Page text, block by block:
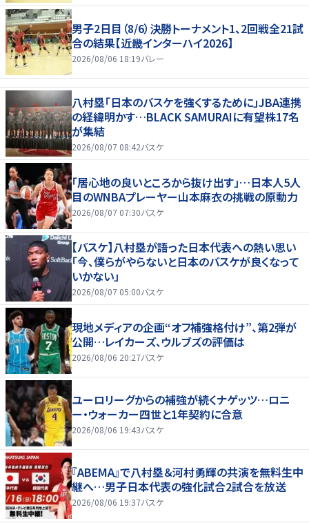
男子2日目（8/6）決勝トーナメント1、2回戦全21試
合の結果【近畿インターハイ2026】
2026/08/06 18:19バレー
八村塁「日本のバスケを強くするために」JBA連携
の経緯明かす…BLACK SAMURAIに有望株17名
が集結
2026/08/07 08:42バスケ
「居心地の良いところから抜け出す」…日本人5人
目のWNBAプレーヤー山本麻衣の挑戦の原動力
2026/08/07 07:30バスケ
【バスケ】八村塁が語った日本代表への熱い思い
「今、僕らがやらないと日本のバスケが良くなって
いかない」
2026/08/07 05:00バスケ
現地メディアの企画“オフ補強格付け”、第2弾が
公開…レイカーズ、ウルブズの評価は
2026/08/06 20:27バスケ
ユーロリーグからの補強が続くナゲッツ…ロニ
ー・ウォーカー四世と1年契約に合意
2026/08/06 19:43バスケ
『ABEMA』で八村塁＆河村勇輝の共演を無料生中
継へ…男子日本代表の強化試合2試合を放送
2026/08/06 19:37バスケ